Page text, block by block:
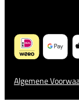
Algemene